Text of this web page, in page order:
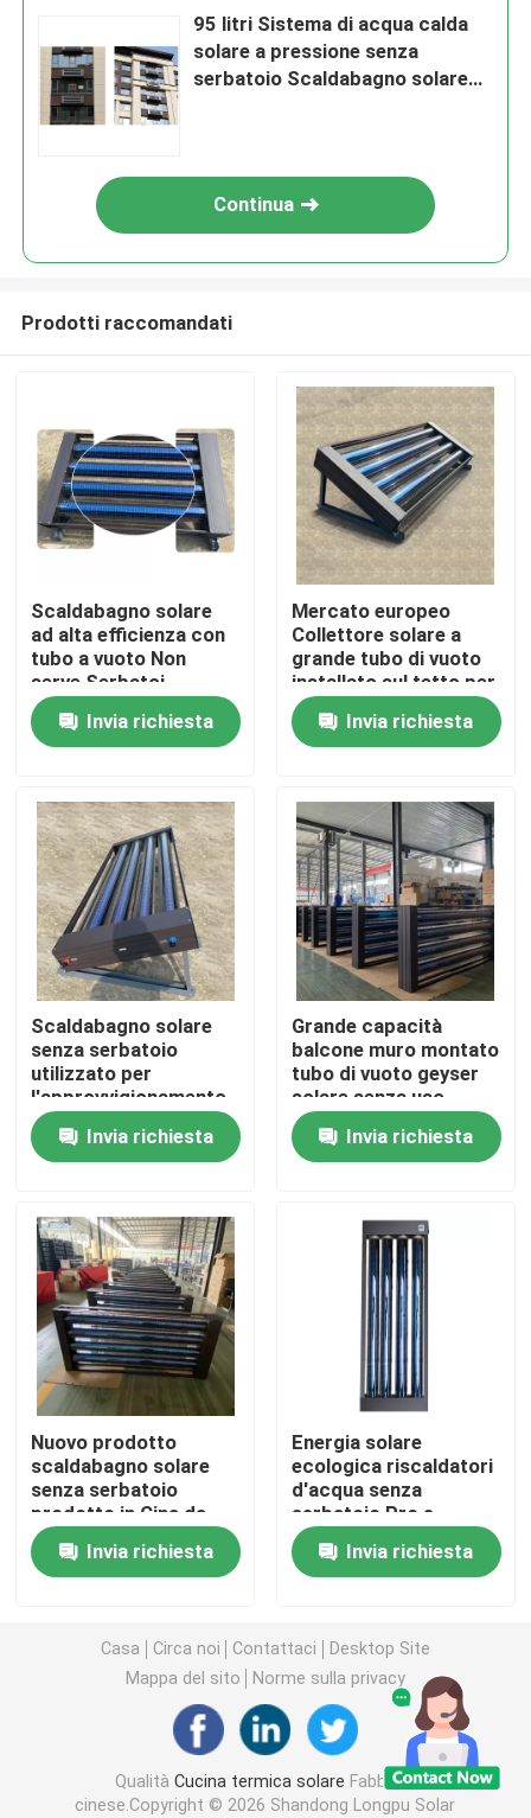
Casa.
Prodotti
Video
Su di noi
Visita alla fabbrica
Controllo della qualità
Contattaci
Notizie
Cucina termica solare
Tubo a vuoto solare termico
Serbatoio dell'acqua di smalto
Scaldabagno solare
Scaldabagno solare compatto
Scaldabagno solare per balcone
Scaldabagno solare senza serbatoio
collettore solare della lamina piana
95 litri Sistema di acqua calda
solare a pressione senza
serbatoio Scaldabagno solare
Continua
Prodotti raccomandati
Scaldabagno solare
ad alta efficienza con
tubo a vuoto Non
serve Serbatoi
d'acqua utilizzati per
l'approvvigionamento
di acqua calda
Invia richiesta
Mercato europeo
Collettore solare a
grande tubo di vuoto
installato sul tetto per
uso domestico
Invia richiesta
Scaldabagno solare
senza serbatoio
utilizzato per
l'approvvigionamento
di acqua calda
Invia richiesta
Grande capacità
balcone muro montato
tubo di vuoto geyser
solare senza uso
serbatoi d'acqua
Invia richiesta
Nuovo prodotto
scaldabagno solare
senza serbatoio
prodotto in Cina da
Longpu Solar
Invia richiesta
Energia solare
ecologica riscaldatori
d'acqua senza
serbatoio Pro e
contro Collettore
solare a tubo vuoto
installato sul muro
Invia richiesta
Casa Circa noi Contattaci
Desktop Site
Mappa del sito
Norme sulla privacy
QualitàCucina termica solare Fabbrica
cinese.Copyright © 2026 Shandong Longpu Solar